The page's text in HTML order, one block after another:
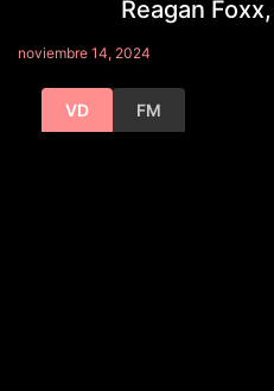
Reagan
noviembre 14, 2024
VD FM